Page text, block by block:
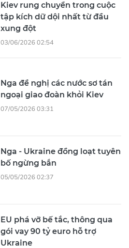
Kiev rung chuyển trong cuộc
tập kích dữ dội nhất từ đầu
xung đột
03/06/2026 02:54
Nga đề nghị các nước sơ tán
ngoại giao đoàn khỏi Kiev
07/05/2026 03:31
Nga - Ukraine đồng loạt tuyên
bố ngừng bắn
05/05/2026 02:37
EU phá vỡ bế tắc, thông qua
gói vay 90 tỷ euro hỗ trợ
Ukraine